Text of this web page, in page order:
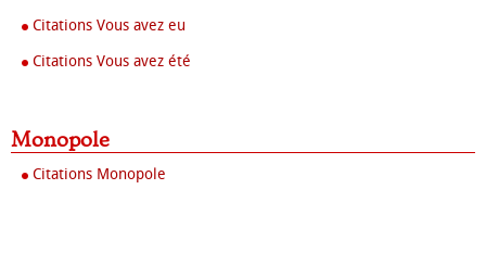
Citations Vous avez eu
Citations Vous avez été
Monopole
Citations Monopole